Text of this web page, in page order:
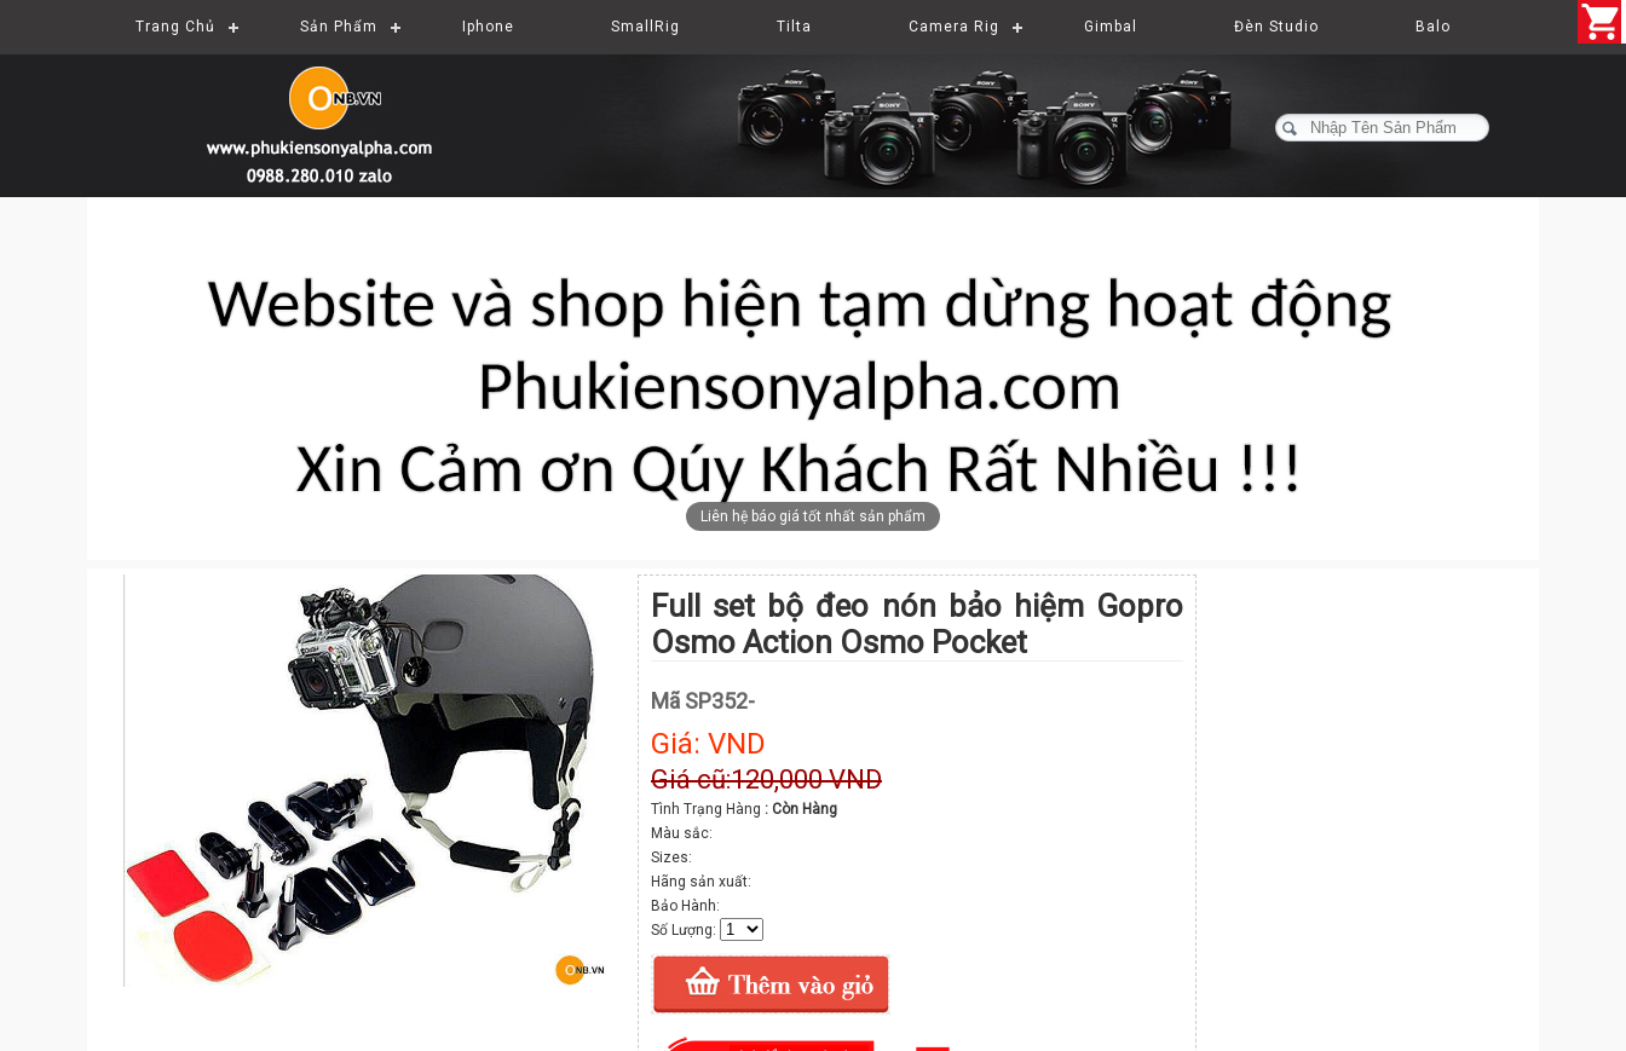
Trang Chủ Sản Phẩm Iphone SmallRig Tilta Camera Rig Gimbal Đèn Studio Balo
Liên hệ báo giá tốt nhất sản phẩm
Full set bộ đeo nón bảo hiệm Gopro
Osmo Action Osmo Pocket
Mã SP352-
Giá: VND
Giá cũ:120,000 VND
Tình Trạng Hàng : Còn Hàng
Màu sắc:
Sizes:
Hãng sản xuất:
Bảo Hành:
Số Lượng: